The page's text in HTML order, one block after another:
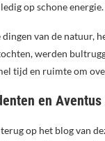
op schone
van de natuur,
werden
tijd en ruimte om
en
op het blog van